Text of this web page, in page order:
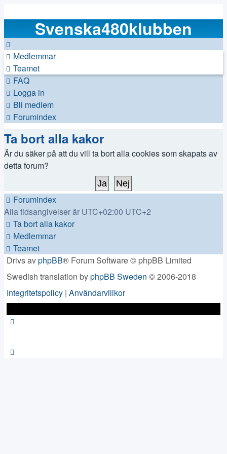
Svenska480klubben
Medlemmar
Teamet
FAQ
Logga in
Bli medlem
Forumindex
Ta bort alla kakor
Är du säker på att du vill ta bort alla cookies som skapats av
detta forum?
Forumindex
Alla tidsangivelser är UTC+02:00 UTC+2
Ta bort alla kakor
Medlemmar
Teamet
Drivs avphpBB® Forum Software © phpBB Limited
Swedish translation byphpBB Sweden © 2006-2018
Integritetspolicy | Användarvillkor